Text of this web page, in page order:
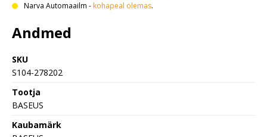
Narva Automaailm - kohapeal olemas.
Andmed
SKU
S104-278202
Tootja
BASEUS
Kaubamärk